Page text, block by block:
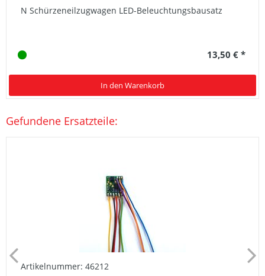
N Schürzeneilzugwagen LED-Beleuchtungsbausatz
13,50 € *
In den Warenkorb
Gefundene Ersatzteile:
Artikelnummer: 46212